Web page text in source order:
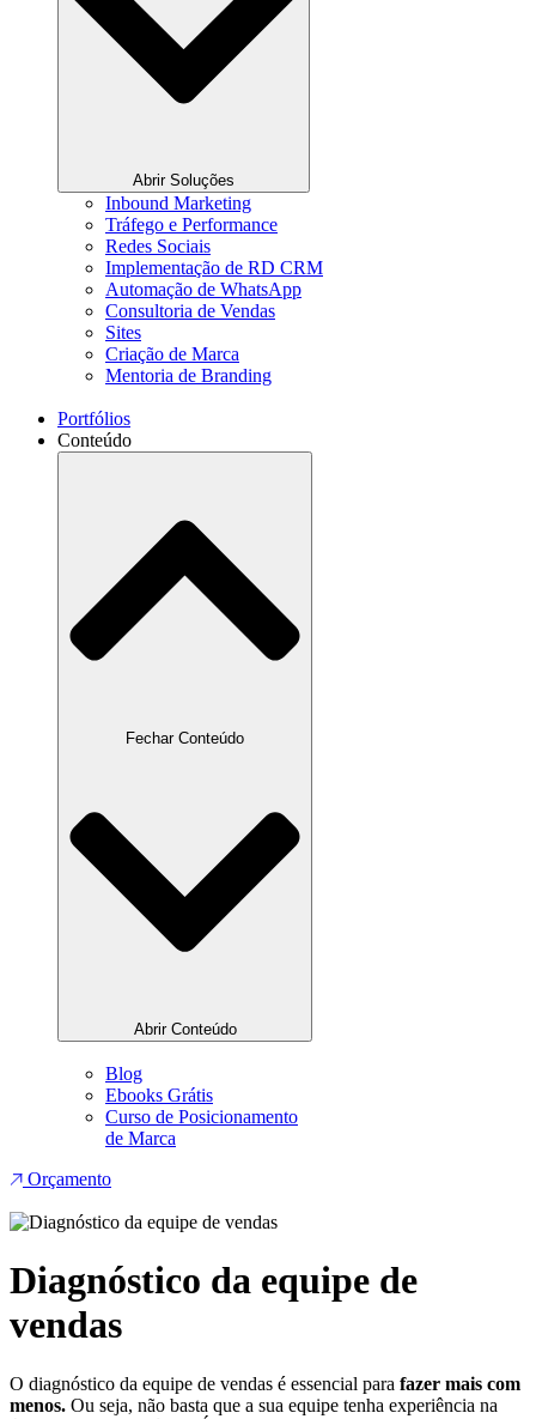
Abrir Soluções
Inbound Marketing
Tráfego e Performance
Redes Sociais
Implementação de RD CRM
Automação de WhatsApp
Consultoria de Vendas
Sites
Criação de Marca
Mentoria de Branding
Portfólios
Conteúdo
Fechar Conteúdo
Abrir Conteúdo
Blog
Ebooks Grátis
Curso de Posicionamento
de Marca
Orçamento
Diagnóstico da equipe de
vendas
O diagnóstico da equipe de vendas é essencial para fazer mais com
menos. Ou seja, não basta que a sua equipe tenha experiência na